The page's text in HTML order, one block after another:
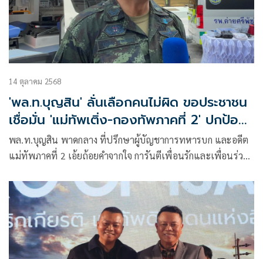
14 ตุลาคม 2568
'พล.ท.บุญสิน' ลั่นเลือกคนไม่ผิด ขอประชาชน
เชื่อมั่น 'แม่ทัพเติ่ง-กองทัพภาคที่ 2' ปกป้อง
ประเทศจนถึงที่สุด
พล.ท.บุญสิน พาดกลาง ที่ปรึกษาผู้บัญชาการทหารบก และอดีต
แม่ทัพภาคที่ 2 เอ้ยถ้อยคำจากใจ การันตีเพื่อนรักและเพื่อนร่วม
คอร่วมบัญชาการศึก ในสมรภูมิชายแดนไทย–กัมพูชา ตลอด 5
คืนแห่งการต่อสู้เพื่อผืนแผ่นดินไทย